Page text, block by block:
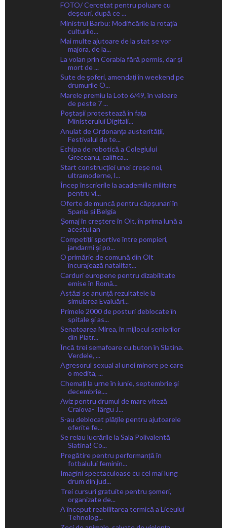
FOTO/ Cercetat pentru poluare cu
deșeuri, după ce ...
Ministrul Barbu: Modificările la rotația
culturilo...
Mai multe ajutoare de la stat se vor
majora, de la...
La volan prin Corabia fără permis, dar și
mort de ...
Sute de șoferi, amendați în weekend pe
drumurile O...
Marele premiu la Loto 6/49, în valoare
de peste 7 ...
Poștașii protestează în fața
Ministerului Digitali...
Anulat de Ordonanța austerității,
Festivalul de te...
Echipa de robotică a Colegiului
Greceanu, califica...
Start construcției unei creșe noi,
ultramoderne, l...
Încep înscrierile la academiile militare
pentru vi...
Oferte de muncă pentru căpșunari în
Spania și Belgia
Șomaj în creștere în Olt, în prima lună a
acestui an
Competiții sportive între pompieri,
jandarmi și po...
O primărie de comună din Olt
încurajează natalitat...
Carduri europene pentru dizabilitate
emise în Româ...
Astăzi se anunță rezultatele la
simularea Evaluări...
Primele 2000 de posturi deblocate în
spitale și as...
Senatoarea Mirea, în mijlocul seniorilor
din Piatr...
Încă trei semafoare cu buton în Slatina.
Verdele, ...
Agresorul sexual al unei minore pe care
o medita, ...
Chemați la urne în iunie, septembrie și
decembrie....
Aviz pentru drumul de mare viteză
Craiova- Târgu J...
S-au deblocat plățile pentru ajutoarele
oferite fe...
Se reiau lucrările la Sala Polivalentă
Slatina! Co...
Pregătire pentru performanță în
fotbalului feminin...
Imagini spectaculoase cu cel mai lung
drum din jud...
Trei cursuri gratuite pentru șomeri,
organizate de...
A început reabilitarea termică a Liceului
Tehnolog...